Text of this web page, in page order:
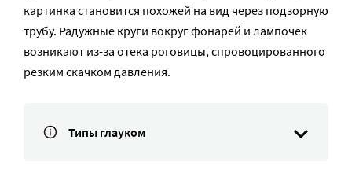
картинка становится похожей на вид через подзорную
трубу. Радужные круги вокруг фонарей и лампочек
возникают из-за отека роговицы, спровоцированного
резким скачком давления.
Типы глауком